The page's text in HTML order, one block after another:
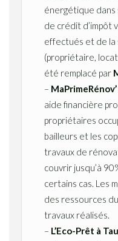
énergétique dans
de crédit d’impôt
effectués et de la
(propriétaire,
été remplacé par
– MaPrimeRénov’
aide financière
propriétaires
bailleurs et les
travaux de
couvrir jusqu’à
certains cas. Les
des ressources
travaux réalisés.
– L’Eco-Prêt à